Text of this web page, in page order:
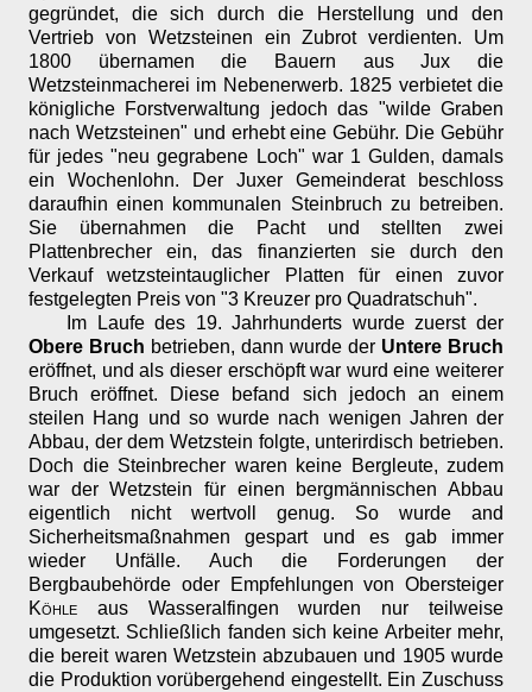
gegründet, die sich durch die Herstellung und den
Vertrieb von Wetzsteinen ein Zubrot verdienten. Um
1800 übernamen die Bauern aus Jux die
Wetzsteinmacherei im Nebenerwerb. 1825 verbietet die
königliche Forstverwaltung jedoch das "wilde Graben
nach Wetzsteinen" und erhebt eine Gebühr. Die Gebühr
für jedes "neu gegrabene Loch" war 1 Gulden, damals
ein Wochenlohn. Der Juxer Gemeinderat beschloss
daraufhin einen kommunalen Steinbruch zu betreiben.
Sie übernahmen die Pacht und stellten zwei
Plattenbrecher ein, das finanzierten sie durch den
Verkauf wetzsteintauglicher Platten für einen zuvor
festgelegten Preis von "3 Kreuzer pro Quadratschuh".
Im Laufe des 19. Jahrhunderts wurde zuerst der
Obere Bruch betrieben, dann wurde der Untere Bruch
eröffnet, und als dieser erschöpft war wurd eine weiterer
Bruch eröffnet. Diese befand sich jedoch an einem
steilen Hang und so wurde nach wenigen Jahren der
Abbau, der dem Wetzstein folgte, unterirdisch betrieben.
Doch die Steinbrecher waren keine Bergleute, zudem
war der Wetzstein für einen bergmännischen Abbau
eigentlich nicht wertvoll genug. So wurde and
Sicherheitsmaßnahmen gespart und es gab immer
wieder Unfälle. Auch die Forderungen der
Bergbaubehörde oder Empfehlungen von Obersteiger
Köhle aus Wasseralfingen wurden nur teilweise
umgesetzt. Schließlich fanden sich keine Arbeiter mehr,
die bereit waren Wetzstein abzubauen und 1905 wurde
die Produktion vorübergehend eingestellt. Ein Zuschuss